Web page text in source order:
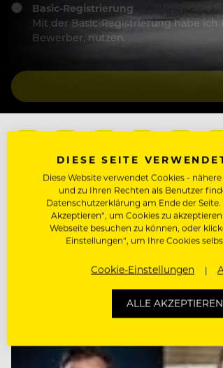
Basic-Registrierung
Mit der Basic-Registrierung habe ich
Bewerber, nutzen.
CORONAVIRUS SCHLACHTBETRIEB
NÄCHSTER ARTIKEL
VORHERIGER ARTIKEL
DAS KÖNNTE DICH
DIESE SEITE
Diese Website verwendet Cookies -
und zu Ihren Rechten als Benutzer
Datenschutzerklärung am Ende der Seite.
Akzeptieren“, um Cookies zu
Webseite besuchen zu können, oder
Einstellungen“, um Ihre Cookies
Cookie-Einstellungen
ALLE AKZEPTIEREN